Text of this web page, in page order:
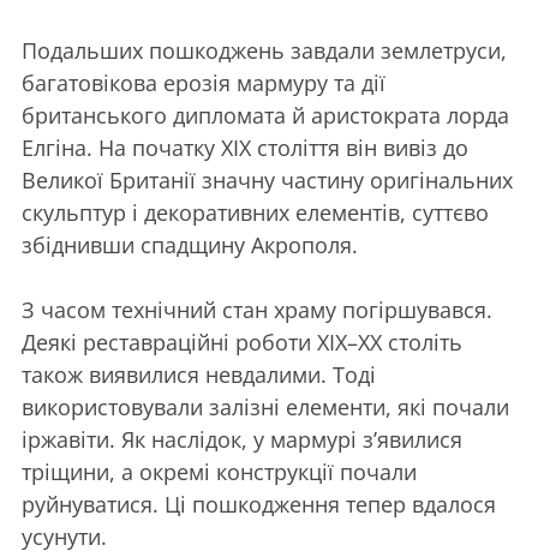
Подальших пошкоджень завдали землетруси,
багатовікова ерозія мармуру та дії
британського дипломата й аристократа лорда
Елгіна. На початку XIX століття він вивіз до
Великої Британії значну частину оригінальних
скульптур і декоративних елементів, суттєво
збіднивши спадщину Акрополя.
З часом технічний стан храму погіршувався.
Деякі реставраційні роботи XIX–XX століть
також виявилися невдалими. Тоді
використовували залізні елементи, які почали
іржавіти. Як наслідок, у мармурі з’явилися
тріщини, а окремі конструкції почали
руйнуватися. Ці пошкодження тепер вдалося
усунути.